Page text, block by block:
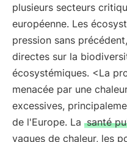
plusieurs secteurs
européenne. Les
pression sans
directes sur la
écosystémiques. <La
menacée par une
excessives,
de l'Europe. La santé
vagues de chaleur, les